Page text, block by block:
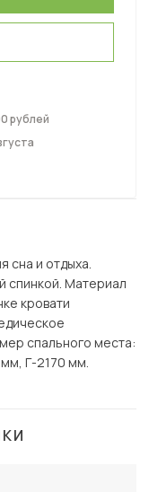
рублей
сна и отдыха.
спинкой. Материал
кровати
спального места:
Г-2170 мм.